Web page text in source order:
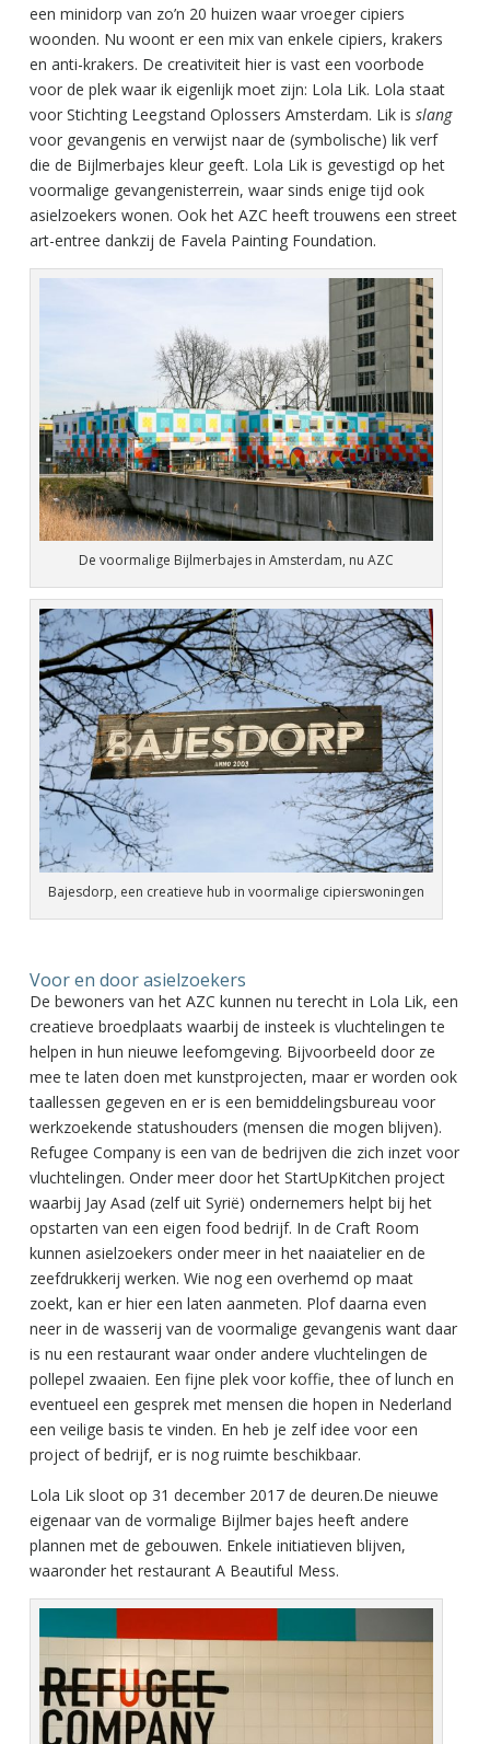
een minidorp van zo’n 20 huizen waar vroeger cipiers
woonden. Nu woont er een mix van enkele cipiers, krakers
en anti-krakers. De creativiteit hier is vast een voorbode
voor de plek waar ik eigenlijk moet zijn: Lola Lik. Lola staat
voor Stichting Leegstand Oplossers Amsterdam. Lik is slang
voor gevangenis en verwijst naar de (symbolische) lik verf
die de Bijlmerbajes kleur geeft. Lola Lik is gevestigd op het
voormalige gevangenisterrein, waar sinds enige tijd ook
asielzoekers wonen. Ook het AZC heeft trouwens een street
art-entree dankzij de Favela Painting Foundation.
De voormalige Bijlmerbajes in Amsterdam, nu AZC
Bajesdorp, een creatieve hub in voormalige cipierswoningen
Voor en door asielzoekers
De bewoners van het AZC kunnen nu terecht in Lola Lik, een
creatieve broedplaats waarbij de insteek is vluchtelingen te
helpen in hun nieuwe leefomgeving. Bijvoorbeeld door ze
mee te laten doen met kunstprojecten, maar er worden ook
taallessen gegeven en er is een bemiddelingsbureau voor
werkzoekende statushouders (mensen die mogen blijven).
Refugee Company is een van de bedrijven die zich inzet voor
vluchtelingen. Onder meer door het StartUpKitchen project
waarbij Jay Asad (zelf uit Syrië) ondernemers helpt bij het
opstarten van een eigen food bedrijf. In de Craft Room
kunnen asielzoekers onder meer in het naaiatelier en de
zeefdrukkerij werken. Wie nog een overhemd op maat
zoekt, kan er hier een laten aanmeten. Plof daarna even
neer in de wasserij van de voormalige gevangenis want daar
is nu een restaurant waar onder andere vluchtelingen de
pollepel zwaaien. Een fijne plek voor koffie, thee of lunch en
eventueel een gesprek met mensen die hopen in Nederland
een veilige basis te vinden. En heb je zelf idee voor een
project of bedrijf, er is nog ruimte beschikbaar.
Lola Lik sloot op 31 december 2017 de deuren.De nieuwe
eigenaar van de vormalige Bijlmer bajes heeft andere
plannen met de gebouwen. Enkele initiatieven blijven,
waaronder het restaurant A Beautiful Mess.